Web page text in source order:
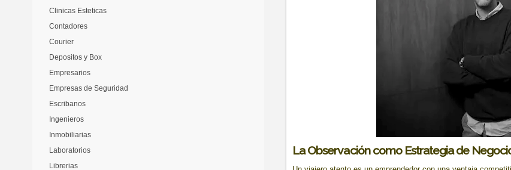
La Observación como Estrategia de
Clinicas Esteticas
Contadores
Courier
Depositos y Box
Empresarios
Empresas de Seguridad
Escribanos
Ingenieros
Inmobiliarias
Laboratorios
Librerias